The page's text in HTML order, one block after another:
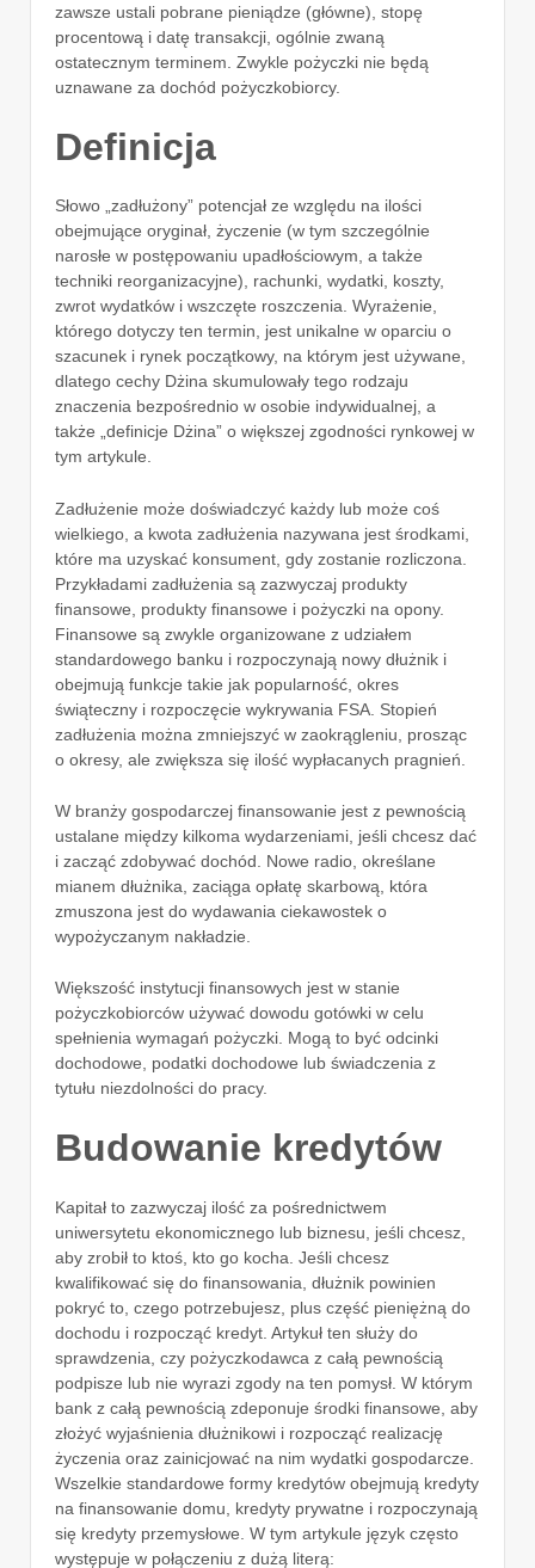
zawsze ustali pobrane pieniądze (główne), stopę
procentową i datę transakcji, ogólnie zwaną
ostatecznym terminem. Zwykle pożyczki nie będą
uznawane za dochód pożyczkobiorcy.
Definicja
Słowo „zadłużony” potencjał ze względu na ilości
obejmujące oryginał, życzenie (w tym szczególnie
narosłe w postępowaniu upadłościowym, a także
techniki reorganizacyjne), rachunki, wydatki, koszty,
zwrot wydatków i wszczęte roszczenia. Wyrażenie,
którego dotyczy ten termin, jest unikalne w oparciu o
szacunek i rynek początkowy, na którym jest używane,
dlatego cechy Dżina skumulowały tego rodzaju
znaczenia bezpośrednio w osobie indywidualnej, a
także „definicje Dżina” o większej zgodności rynkowej w
tym artykule.
Zadłużenie może doświadczyć każdy lub może coś
wielkiego, a kwota zadłużenia nazywana jest środkami,
które ma uzyskać konsument, gdy zostanie rozliczona.
Przykładami zadłużenia są zazwyczaj produkty
finansowe, produkty finansowe i pożyczki na opony.
Finansowe są zwykle organizowane z udziałem
standardowego banku i rozpoczynają nowy dłużnik i
obejmują funkcje takie jak popularność, okres
świąteczny i rozpoczęcie wykrywania FSA. Stopień
zadłużenia można zmniejszyć w zaokrągleniu, prosząc
o okresy, ale zwiększa się ilość wypłacanych pragnień.
W branży gospodarczej finansowanie jest z pewnością
ustalane między kilkoma wydarzeniami, jeśli chcesz dać
i zacząć zdobywać dochód. Nowe radio, określane
mianem dłużnika, zaciąga opłatę skarbową, która
zmuszona jest do wydawania ciekawostek o
wypożyczanym nakładzie.
Większość instytucji finansowych jest w stanie
pożyczkobiorców używać dowodu gotówki w celu
spełnienia wymagań pożyczki. Mogą to być odcinki
dochodowe, podatki dochodowe lub świadczenia z
tytułu niezdolności do pracy.
Budowanie kredytów
Kapitał to zazwyczaj ilość za pośrednictwem
uniwersytetu ekonomicznego lub biznesu, jeśli chcesz,
aby zrobił to ktoś, kto go kocha. Jeśli chcesz
kwalifikować się do finansowania, dłużnik powinien
pokryć to, czego potrzebujesz, plus część pieniężną do
dochodu i rozpocząć kredyt. Artykuł ten służy do
sprawdzenia, czy pożyczkodawca z całą pewnością
podpisze lub nie wyrazi zgody na ten pomysł. W którym
bank z całą pewnością zdeponuje środki finansowe, aby
złożyć wyjaśnienia dłużnikowi i rozpocząć realizację
życzenia oraz zainicjować na nim wydatki gospodarcze.
Wszelkie standardowe formy kredytów obejmują kredyty
na finansowanie domu, kredyty prywatne i rozpoczynają
się kredyty przemysłowe. W tym artykule język często
występuje w połączeniu z dużą literą: